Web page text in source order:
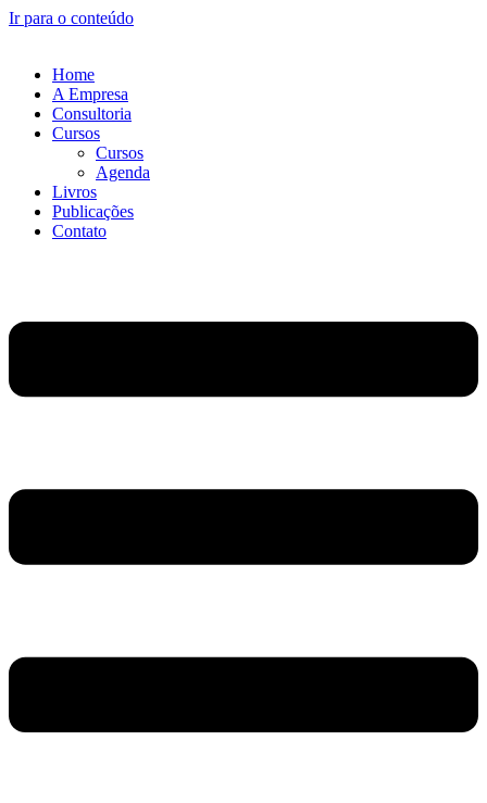
Ir para o conteúdo
Home
A Empresa
Consultoria
Cursos
Cursos
Agenda
Livros
Publicações
Contato